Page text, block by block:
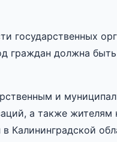
государственных
граждан должна
и
а также жителям
Калининградской